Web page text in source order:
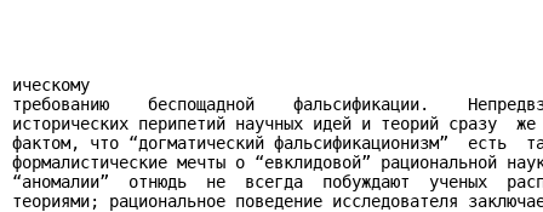
ическому
требованию    беспощадной    фальсификации.
исторических перипетий научных идей и теорий сразу
фактом, что “догматический фальсификационизм”  есть
формалистические мечты о “евклидовой” рациональной
“аномалии”  отнюдь  не  всегда  побуждают  ученых
теориями; рациональное поведение исследователя